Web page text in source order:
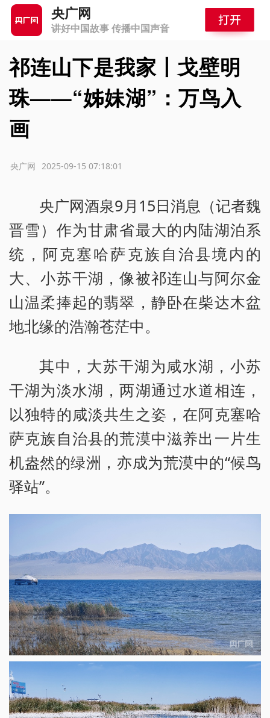
央广网
讲好中国故事 传播中国声音
祁连山下是我家丨戈壁明
珠——“姊妹湖”：万鸟入
画
2025-09-15 07:18:01
央广网
央广网酒泉9月15日消息（记者魏
晋雪）作为甘肃省最大的内陆湖泊系
统，阿克塞哈萨克族自治县境内的
大、小苏干湖，像被祁连山与阿尔金
山温柔捧起的翡翠，静卧在柴达木盆
地北缘的浩瀚苍茫中。
其中，大苏干湖为咸水湖，小苏
干湖为淡水湖，两湖通过水道相连，
以独特的咸淡共生之姿，在阿克塞哈
萨克族自治县的荒漠中滋养出一片生
机盎然的绿洲，亦成为荒漠中的“候鸟
驿站”。